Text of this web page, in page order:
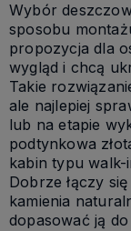
Wybór
sposobu
propozycja dla
wygląd i chcą
Takie
ale najlepiej
lub na etapie
podtynkowa
kabin typu
Dobrze łączy
kamienia
dopasować ją do